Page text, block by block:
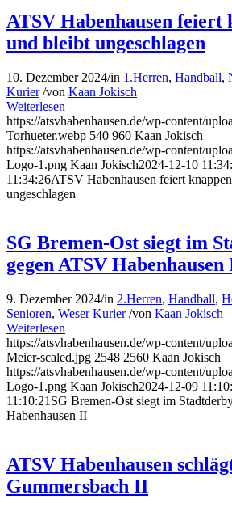
ATSV Habenhausen feiert
und bleibt ungeschlagen
10. Dezember 2024/in 1.Herren, Handball,
Kurier /von Kaan Jokisch
Weiterlesen
https://atsvhabenhausen.de/wp-content/
Torhueter.webp 540 960 Kaan Jokisch
https://atsvhabenhausen.de/wp-content/
Logo-1.png Kaan Jokisch2024-12-10
11:34:26ATSV Habenhausen feiert
ungeschlagen
SG Bremen-Ost siegt im
gegen ATSV Habenhausen
9. Dezember 2024/in 2.Herren, Handball,
Senioren, Weser Kurier /von Kaan Jokisch
Weiterlesen
https://atsvhabenhausen.de/wp-content/
Meier-scaled.jpg 2548 2560 Kaan Jokisch
https://atsvhabenhausen.de/wp-content/
Logo-1.png Kaan Jokisch2024-12-09
11:10:21 SG Bremen-Ost siegt im
Habenhausen II
ATSV Habenhausen
Gummersbach II